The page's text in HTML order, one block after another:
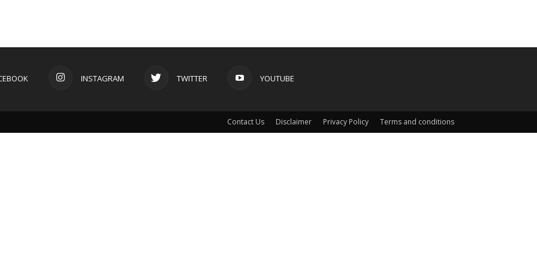
INSTAGRAM TWITTER YOUTUBE
Contact Us Disclaimer Privacy Policy Terms and conditions